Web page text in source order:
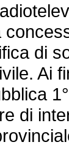
di
Ai
di